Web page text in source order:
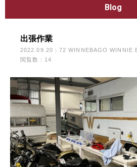
Blog
出張作業
2022.09.20 72 WINNEBAGO WINNIE
閲覧数：14